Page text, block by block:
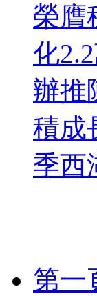
榮膺
化
辦推
積成
季西
第一